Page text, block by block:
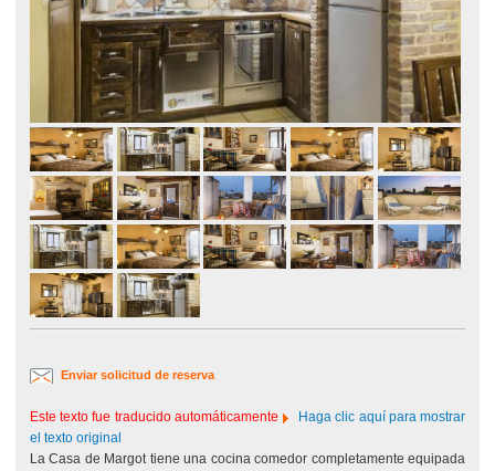
Enviar solicitud de reserva
Este texto fue traducido automáticamente
Haga clic aquí para mostrar
el texto original
La Casa de Margot tiene una cocina comedor completamente equipada